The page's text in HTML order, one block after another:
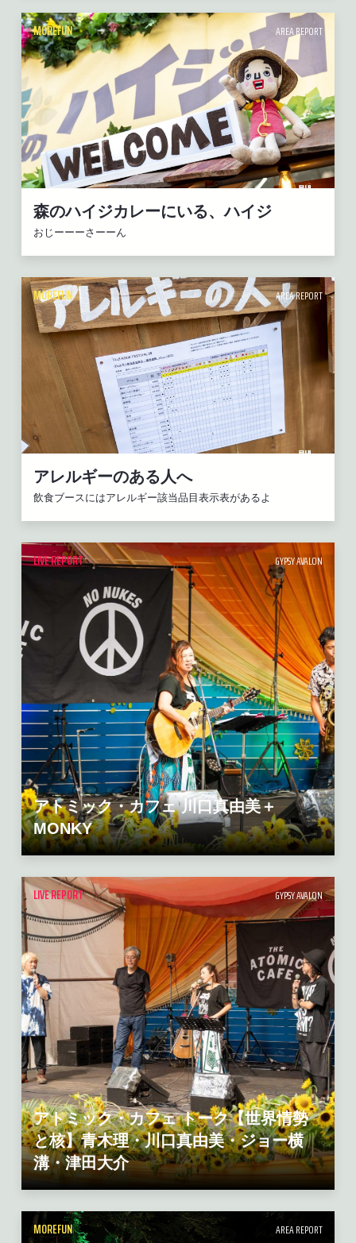
MOREFUN AREA REPORT
森のハイジカレーにいる、ハイジ
おじーーーさーーん
MOREFUN AREA REPORT
アレルギーのある人へ
飲食ブースにはアレルギー該当品目表示表があるよ
LIVE REPORT GYPSY AVALON
アトミック・カフェ 川口真由美＋
MONKY
LIVE REPORT GYPSY AVALON
アトミック・カフェ トーク【世界情勢
と核】青木理・川口真由美・ジョー横
溝・津田大介
MOREFUN AREA REPORT